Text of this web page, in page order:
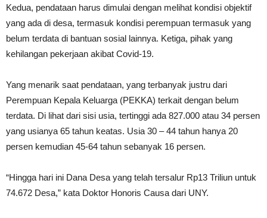
Kedua, pendataan harus dimulai dengan melihat kondisi objektif
yang ada di desa, termasuk kondisi perempuan termasuk yang
belum terdata di bantuan sosial lainnya. Ketiga, pihak yang
kehilangan pekerjaan akibat Covid-19.
Yang menarik saat pendataan, yang terbanyak justru dari
Perempuan Kepala Keluarga (PEKKA) terkait dengan belum
terdata. Di lihat dari sisi usia, tertinggi ada 827.000 atau 34 persen
yang usianya 65 tahun keatas. Usia 30 – 44 tahun hanya 20
persen kemudian 45-64 tahun sebanyak 16 persen.
“Hingga hari ini Dana Desa yang telah tersalur Rp13 Triliun untuk
74.672 Desa,” kata Doktor Honoris Causa dari UNY.